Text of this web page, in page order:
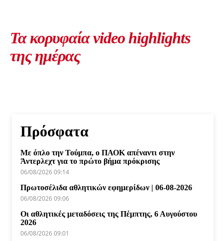
Τα κορυφαία video highlights
της ημέρας
Πρόσφατα
Με όπλο την Τούμπα, ο ΠΑΟΚ απέναντι στην
Άντερλεχτ για το πρώτο βήμα πρόκρισης
06/08/2026 09:14
Πρωτοσέλιδα αθλητικών εφημερίδων | 06-08-2026
06/08/2026 09:06
Οι αθλητικές μεταδόσεις της Πέμπτης, 6 Αυγούστου
2026
06/08/2026 09:01